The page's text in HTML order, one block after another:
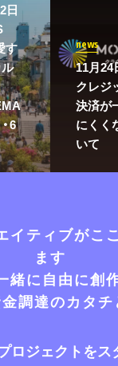
日
す
6
news
11月24
クレジ
決済が
にくく
いて
イティブがこ
ます
緒に自由に創
調達のカタチ
ロジェクトをス